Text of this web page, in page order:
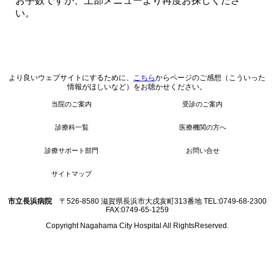
い。
より良いウェブサイトにするために、 こちらからページのご感想（こういった
情報がほしいなど）をお聴かせください。
当院のご案内 受診のご案内
診療科一覧 医療機関の方へ
診療サポート部門 お問い合せ
サイトマップ
市立長浜病院
〒526-8580 滋賀県長浜市大戌亥町313番地 TEL:0749-68-2300
FAX:0749-65-1259
Copyright Nagahama City Hospital All RightsReserved.